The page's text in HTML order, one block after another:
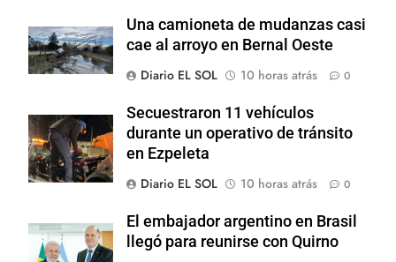
Una camioneta de mudanzas casi
cae al arroyo en Bernal Oeste
Diario EL SOL
10 horas atrás 0
Secuestraron 11 vehículos
durante un operativo de tránsito
en Ezpeleta
Diario EL SOL
10 horas atrás 0
El embajador argentino en Brasil
llegó para reunirse con Quirno